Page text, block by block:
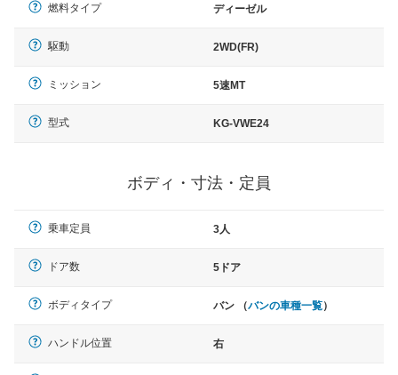
燃料タイプ ディーゼル
駆動 2WD(FR)
ミッション 5速MT
型式 KG-VWE24
ボディ・寸法・定員
乗車定員 3人
ドア数 5ドア
ボディタイプ バン （バンの車種一覧）
ハンドル位置 右